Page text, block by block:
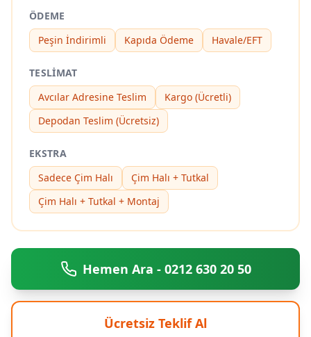
ÖDEME
Peşin İndirimli
Kapıda Ödeme Havale/EFT
TESLIMAT
Avcılar Adresine Teslim
Kargo (Ücretli)
Depodan Teslim (Ücretsiz)
EKSTRA
Sadece Çim Halı
Çim Halı + Tutkal
Çim Halı + Tutkal + Montaj
Hemen Ara - 0212 630 20 50
Ücretsiz Teklif Al